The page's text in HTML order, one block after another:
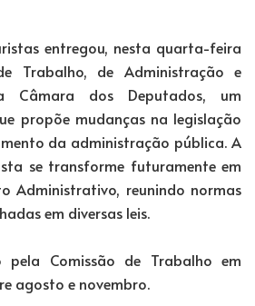
entregou, nesta quarta-feira
Trabalho, de Administração e
Câmara dos Deputados, um
propõe mudanças na legislação
da administração pública. A
se transforme futuramente em
Administrativo, reunindo normas
em diversas leis.
Comissão de Trabalho em
agosto e novembro.